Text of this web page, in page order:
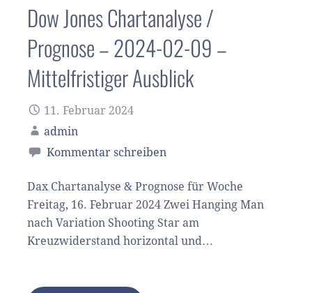
Dow Jones Chartanalyse /
Prognose – 2024-02-09 –
Mittelfristiger Ausblick
11. Februar 2024
admin
Kommentar schreiben
Dax Chartanalyse & Prognose für Woche
Freitag, 16. Februar 2024 Zwei Hanging Man
nach Variation Shooting Star am
Kreuzwiderstand horizontal und…